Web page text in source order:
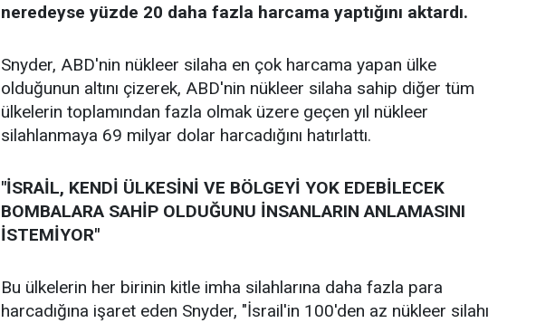
neredeyse yüzde 20 daha fazla harcama yaptığını aktardı.
Snyder, ABD'nin nükleer silaha en çok harcama yapan ülke
olduğunun altını çizerek, ABD'nin nükleer silaha sahip diğer tüm
ülkelerin toplamından fazla olmak üzere geçen yıl nükleer
silahlanmaya 69 milyar dolar harcadığını hatırlattı.
"İSRAİL, KENDİ ÜLKESİNİ VE BÖLGEYİ YOK EDEBİLECEK
BOMBALARA SAHİP OLDUĞUNU İNSANLARIN ANLAMASINI
İSTEMİYOR"
Bu ülkelerin her birinin kitle imha silahlarına daha fazla para
harcadığına işaret eden Snyder, "İsrail'in 100'den az nükleer silahı